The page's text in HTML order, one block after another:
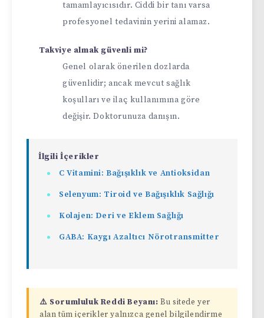
tamamlayıcısıdır. Ciddi bir tanı varsa
profesyonel tedavinin yerini alamaz.
Takviye almak güvenli mi?
Genel olarak önerilen dozlarda
güvenlidir; ancak mevcut sağlık
koşulları ve ilaç kullanımına göre
değişir. Doktorunuza danışın.
İlgili İçerikler
C Vitamini: Bağışıklık ve Antioksidan
Selenyum: Tiroid ve Bağışıklık Sağlığı
Kolajen: Deri ve Eklem Sağlığı
GABA: Kaygı Azaltıcı Nörotransmitter
⚠️ Sorumluluk Reddi Beyanı: Bu sitede yer
alan tüm içerikler yalnızca genel bilgilendirme